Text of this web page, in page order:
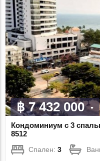
฿ 7 432 000
Кондоминиум с 3
8512
Спален:3